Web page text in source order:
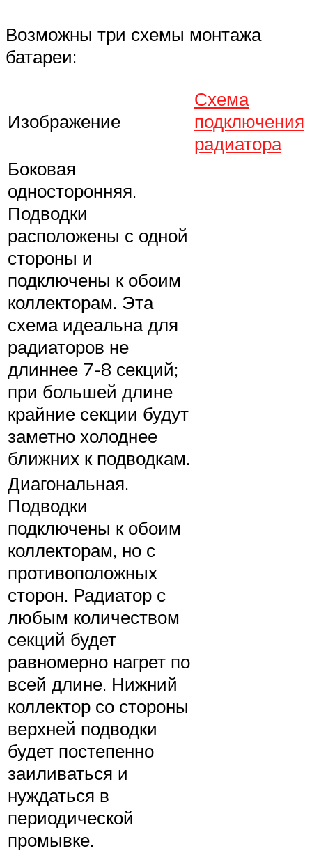
Возможны три схемы монтажа
батареи:
Изображение
Схема
подключения
радиатора
Боковая
односторонняя.
Подводки
расположены с одной
стороны и
подключены к обоим
коллекторам. Эта
схема идеальна для
радиаторов не
длиннее 7-8 секций;
при большей длине
крайние секции будут
заметно холоднее
ближних к подводкам.
Диагональная.
Подводки
подключены к обоим
коллекторам, но с
противоположных
сторон. Радиатор с
любым количеством
секций будет
равномерно нагрет по
всей длине. Нижний
коллектор со стороны
верхней подводки
будет постепенно
заиливаться и
нуждаться в
периодической
промывке.